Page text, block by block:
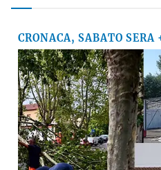
CRONACA, SABATO SERA